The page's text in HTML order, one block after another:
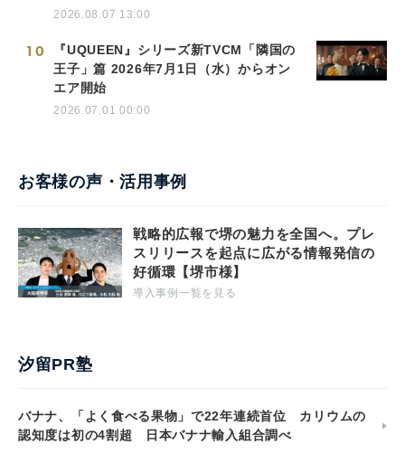
2026.08.07 13:00
10
『UQUEEN』シリーズ新TVCM「隣国の
王子」篇 2026年7月1日（水）からオン
エア開始
2026.07.01 00:00
お客様の声・活用事例
戦略的広報で堺の魅力を全国へ。プレ
スリリースを起点に広がる情報発信の
好循環【堺市様】
導入事例一覧を見る
汐留PR塾
バナナ、「よく食べる果物」で22年連続首位 カリウムの
認知度は初の4割超 日本バナナ輸入組合調べ